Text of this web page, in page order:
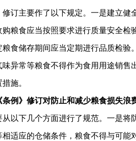
订主要作了以下规定。一是建立
粮食应当按照要求进行质量安全
食储存期间应当定期进行品质检
异常等粮食不得作为食用用途销
施。
例》修订对防止和减少粮食损失浪
以下几个方面进行了规范。一是
适应的仓储条件，粮食不得与可